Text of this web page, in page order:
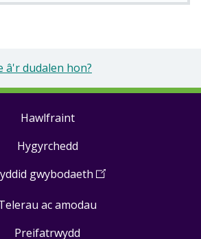
â'r dudalen hon?
Hawlfraint
Hygyrchedd
gwybodaeth (Open
a
ac amodau
Preifatrwydd